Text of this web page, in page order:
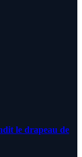
le drapeau de